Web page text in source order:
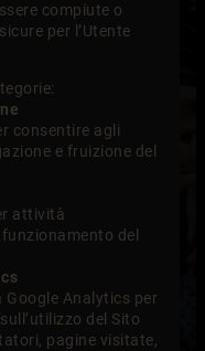
compiute o
per l’Utente
consentire agli
e fruizione del
attività
del
Analytics per
del Sito
pagine visitate,